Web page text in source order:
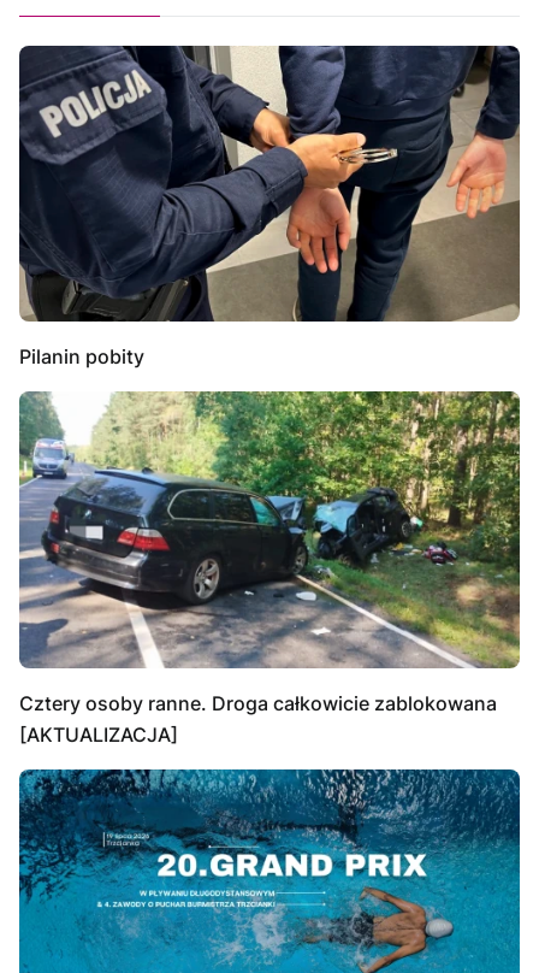
Pilanin pobity
Cztery osoby ranne. Droga całkowicie zablokowana
[AKTUALIZACJA]